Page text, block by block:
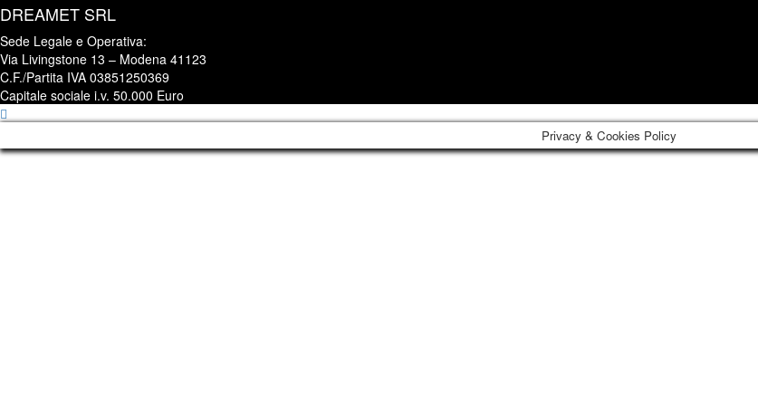
DREAMET SRL
Sede Legale e Operativa:
Via Livingstone 13 – Modena 41123
C.F./Partita IVA 03851250369
Capitale sociale i.v. 50.000 Euro
Privacy & Cookies Policy